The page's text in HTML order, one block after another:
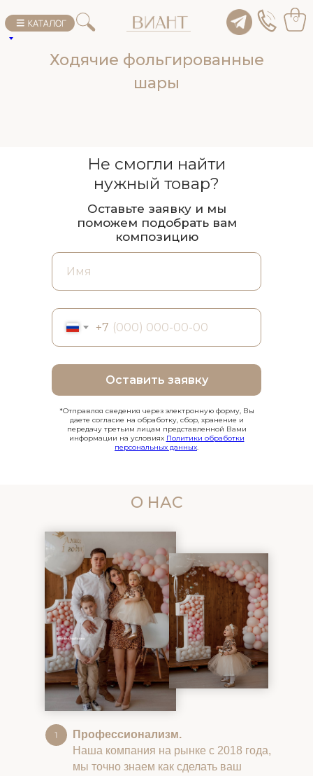
0
Ходячие фольгированные
шары
+7
Оставить заявку
Не смогли найти
нужный товар?
Оставьте заявку и мы
поможем подобрать вам
композицию
*Отправляя сведения через электронную форму, Вы
даете согласие на обработку, сбор, хранение и
передачу третьим лицам представленной Вами
информации на условиях Политики обработки
персональных данных.
О НАС
Профессионализм.
Наша компания на рынке с 2018 года,
мы точно знаем как сделать ваш